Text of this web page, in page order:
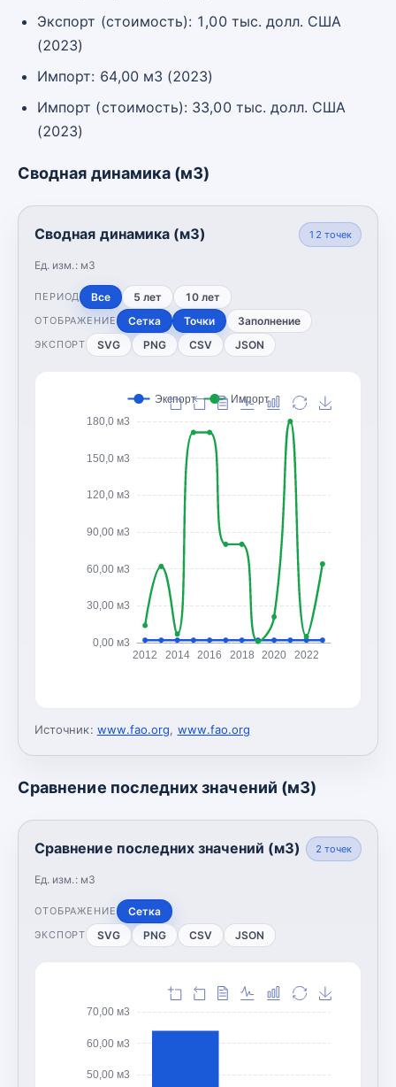
Экспорт (стоимость): 1,00 тыс. долл. США
(2023)
Импорт: 64,00 м3 (2023)
Импорт (стоимость): 33,00 тыс. долл. США
(2023)
Сводная динамика (м3)
Сводная динамика (м3)
Ед. изм.: м3
12 точек
ПЕРИОД Все 5 лет 10 лет
ОТОБРАЖЕНИЕ Сетка Точки Заполнение
ЭКСПОРТ SVG PNG CSV JSON
0,00 м3
30,00 м3
60,00 м3
90,00 м3
120,0 м3
150,0 м3
180,0 м3
2012 2014 2016 2018 2020 2022
Экспорт Импорт
Источник: www.fao.org, www.fao.org
Сравнение последних значений (м3)
Сравнение последних значений (м3)
Ед. изм.: м3
2 точек
ОТОБРАЖЕНИЕ Сетка
ЭКСПОРТ SVG PNG CSV JSON
50,00 м3
60,00 м3
70,00 м3